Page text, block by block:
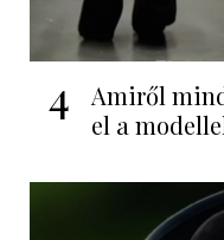
4
Amiről
el a